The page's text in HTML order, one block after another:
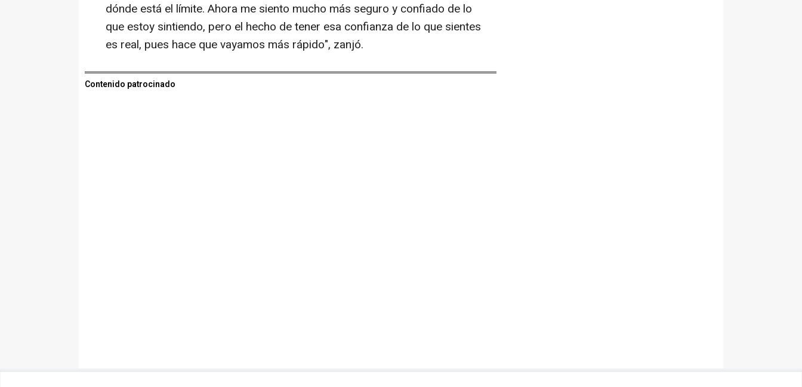
dónde está el límite. Ahora me siento mucho más seguro y confiado de lo
que estoy sintiendo, pero el hecho de tener esa confianza de lo que sientes
es real, pues hace que vayamos más rápido", zanjó.
Contenido patrocinado